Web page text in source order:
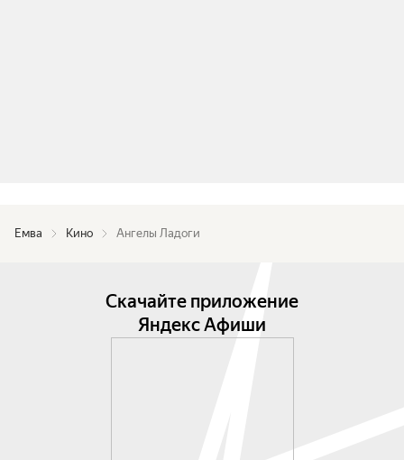
Емва Кино Ангелы Ладоги
Скачайте приложение
Яндекс Афиши